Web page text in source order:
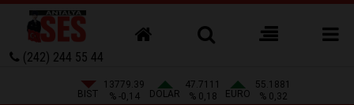
(242) 244 55 44
BIST
13779.39
% -0,14
DOLAR
47.7111
% 0,18
EURO
55.1881
% 0,32